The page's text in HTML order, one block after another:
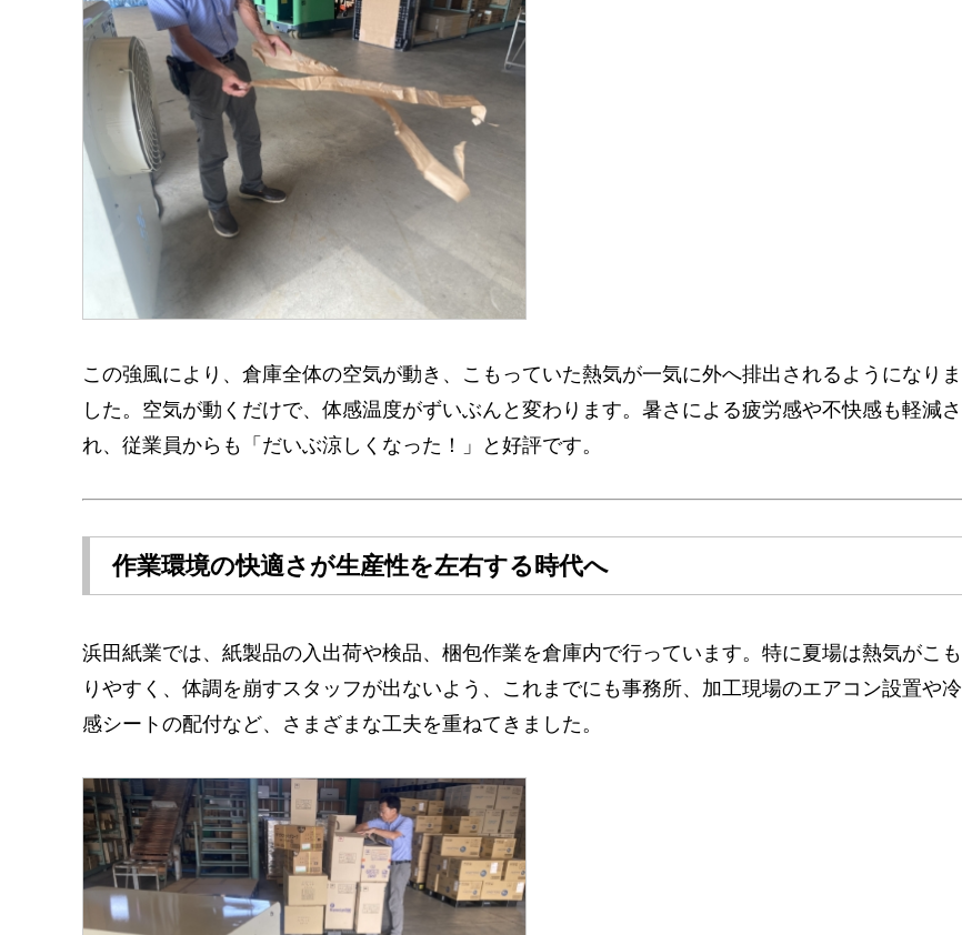
この強風により、倉庫全体の空気が動き、こもっていた熱気が一気に外へ排出されるようになりま
した。空気が動くだけで、体感温度がずいぶんと変わります。暑さによる疲労感や不快感も軽減さ
れ、従業員からも「だいぶ涼しくなった！」と好評です。
作業環境の快適さが生産性を左右する時代へ
浜田紙業では、紙製品の入出荷や検品、梱包作業を倉庫内で行っています。特に夏場は熱気がこも
りやすく、体調を崩すスタッフが出ないよう、これまでにも事務所、加工現場のエアコン設置や冷
感シートの配付など、さまざまな工夫を重ねてきました。